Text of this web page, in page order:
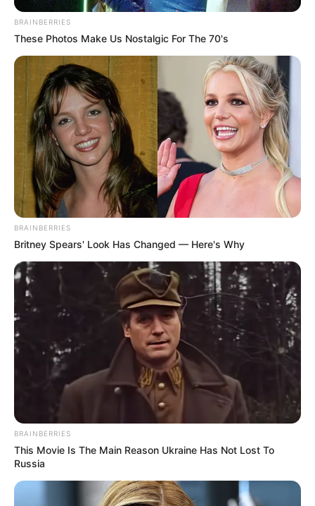
BRAINBERRIES
These Photos Make Us Nostalgic For The 70's
BRAINBERRIES
Britney Spears' Look Has Changed — Here's Why
BRAINBERRIES
This Movie Is The Main Reason Ukraine Has Not Lost To
Russia